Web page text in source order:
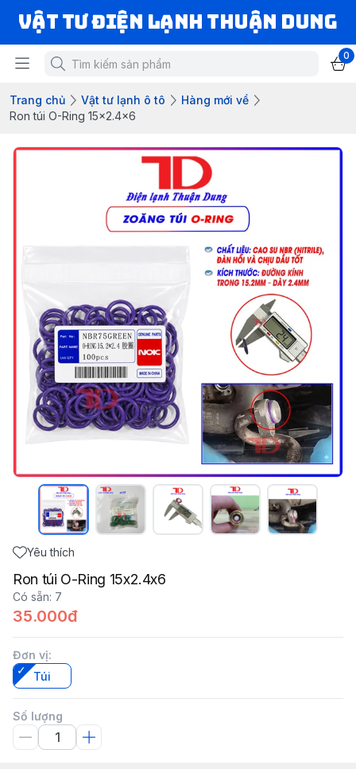
VẬT TƯ ĐIỆN LẠNH THUẬN DUNG
0
Trang chủ Vật tư lạnh ô tô
Hàng mới về
Ron túi O-Ring 15x2.4x6
Yêu thích
Ron túi O-Ring 15x2.4x6
Có sẵn: 7
35.000đ
Đơn vị:
Túi
Số lượng